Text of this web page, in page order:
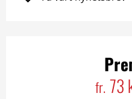
fr. 73